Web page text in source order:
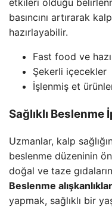
etkileri olduğu
basıncını artırarak
hazırlayabilir.
Fast food ve
Şekerli içecekler
İşlenmiş et
Sağlıklı Beslenme
Uzmanlar, kalp
beslenme düzeninin
doğal ve taze
Beslenme
yapmak, sağlıklı bir